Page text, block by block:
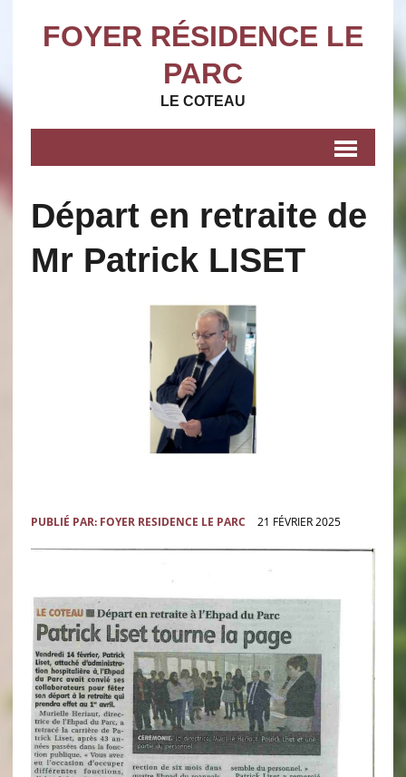
FOYER RÉSIDENCE LE
PARC
LE COTEAU
Départ en retraite de
Mr Patrick LISET
PUBLIÉ PAR: FOYER RESIDENCE LE PARC 21 FÉVRIER 2025